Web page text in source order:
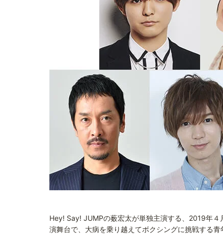
Hey! Say! JUMPの薮宏太が単独主演する、2019年
演舞台で、大病を乗り越えてボクシングに挑戦する青